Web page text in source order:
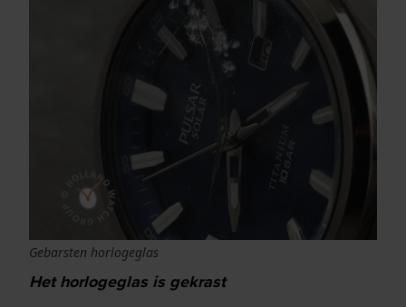
Gebarsten horlogeglas
Het horlogeglas is gekrast